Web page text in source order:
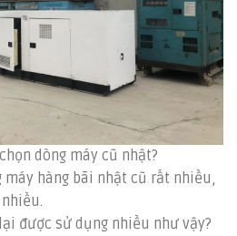
dòng máy cũ nhật?
máy hàng bãi nhật cũ rất nhiều,
được sử dụng nhiều như vậy?